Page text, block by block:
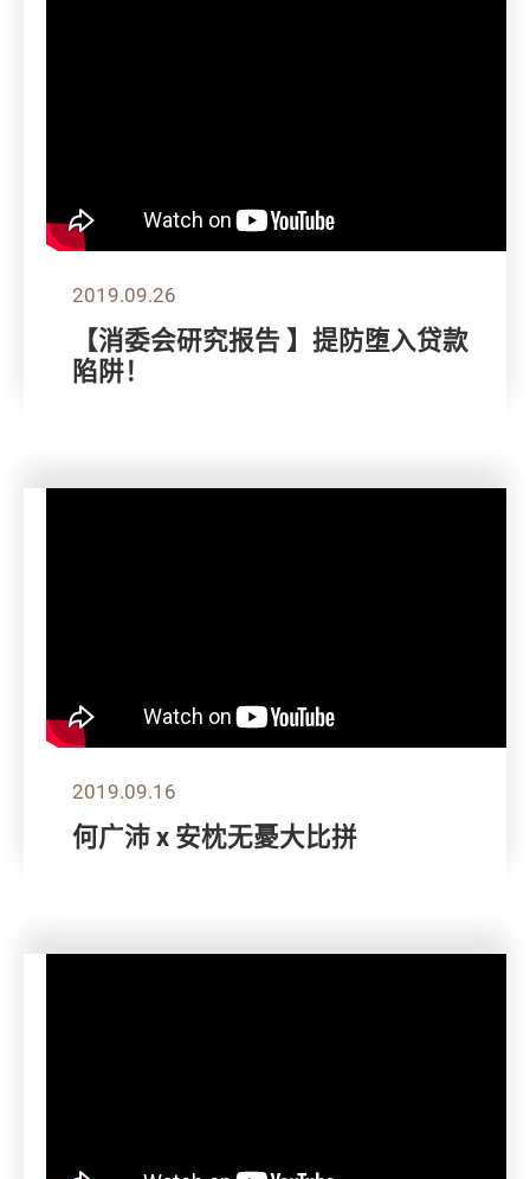
2019.09.26
【消委会研究报告 】提防堕入贷款
陷阱！
2019.09.16
何广沛 x 安枕无憂大比拼